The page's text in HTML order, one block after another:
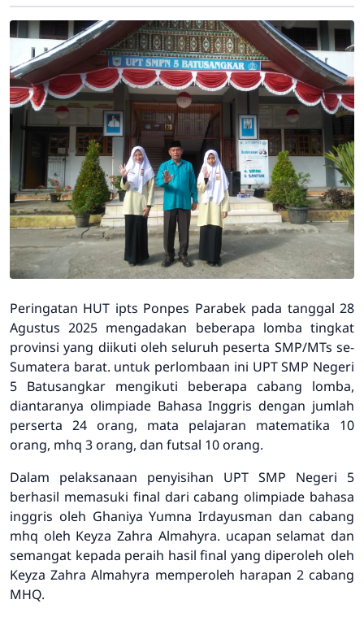
Peringatan HUT ipts Ponpes Parabek pada tanggal 28
Agustus 2025 mengadakan beberapa lomba tingkat
provinsi yang diikuti oleh seluruh peserta SMP/MTs se-
Sumatera barat. untuk perlombaan ini UPT SMP Negeri
5 Batusangkar mengikuti beberapa cabang lomba,
diantaranya olimpiade Bahasa Inggris dengan jumlah
perserta 24 orang, mata pelajaran matematika 10
orang, mhq 3 orang, dan futsal 10 orang.
Dalam pelaksanaan penyisihan UPT SMP Negeri 5
berhasil memasuki final dari cabang olimpiade bahasa
inggris oleh Ghaniya Yumna Irdayusman dan cabang
mhq oleh Keyza Zahra Almahyra. ucapan selamat dan
semangat kepada peraih hasil final yang diperoleh oleh
Keyza Zahra Almahyra memperoleh harapan 2 cabang
MHQ.